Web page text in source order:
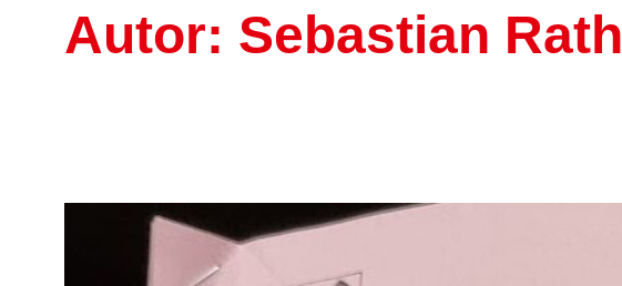
Autor: Sebastian Rath